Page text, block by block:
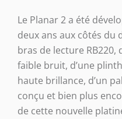
Le Planar 2 a été
deux ans aux côtés du
bras de lecture RB220,
faible bruit, d’une
haute brillance, d’un
conçu et bien plus
de cette nouvelle